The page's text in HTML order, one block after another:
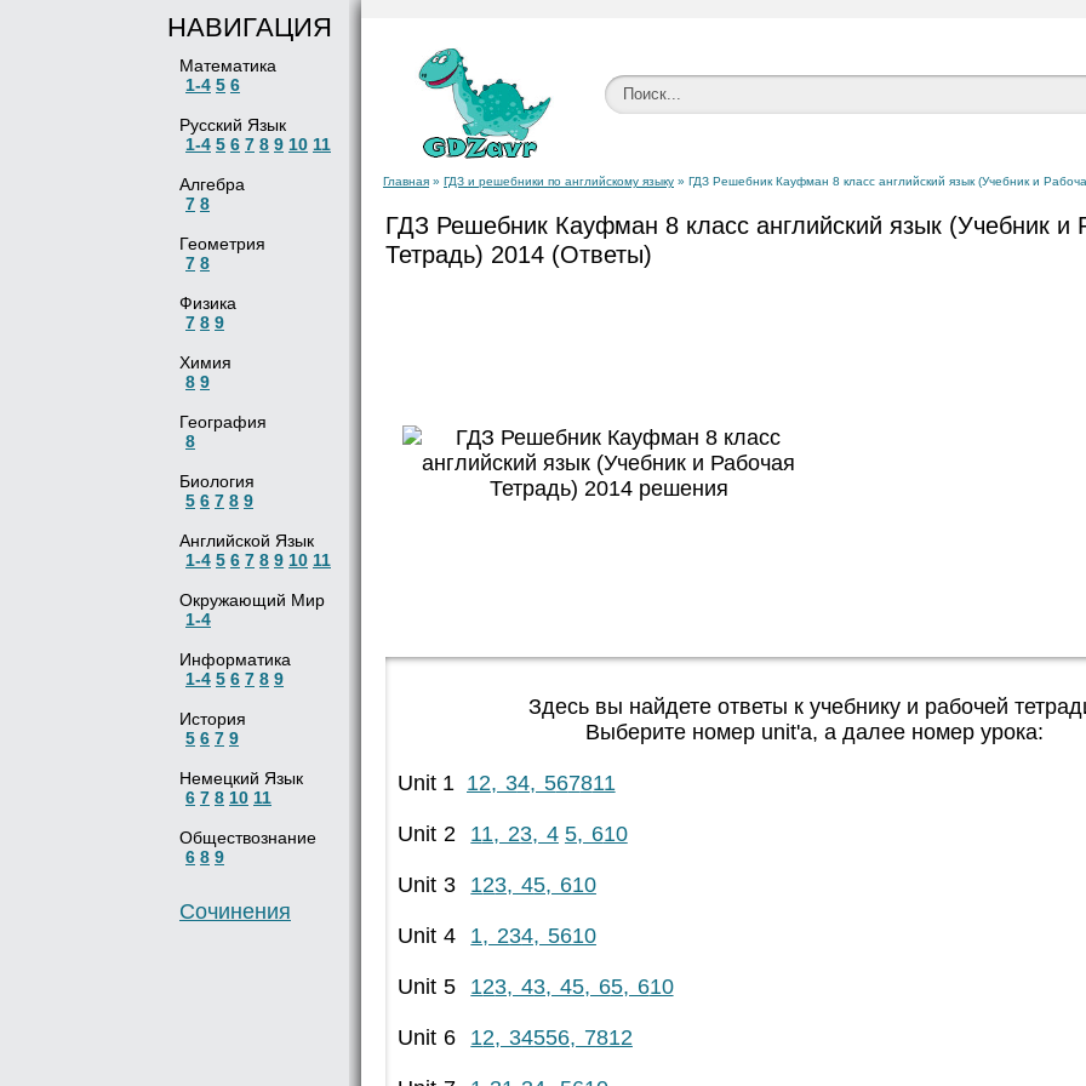
НАВИГАЦИЯ
Математика
1-4 5 6
Русский Язык
1-4 5 6 7 8 9 10 11
Алгебра
7 8
Геометрия
7 8
Физика
7 8 9
Химия
8 9
География
8
Биология
5 6 7 8 9
Английской Язык
1-4 5 6 7 8 9 10 11
Окружающий Мир
1-4
Информатика
1-4 5 6 7 8 9
История
5 6 7 9
Немецкий Язык
6 7 8 10 11
Обществознание
6 8 9
Сочинения
Главная » ГДЗ и решебники по английскому языку » ГДЗ Решебник Кауфман 8 класс английский язык (Учебник и
ГДЗ Решебник Кауфман 8 класс английский язык (Учебник и
Тетрадь) 2014 (Ответы)
Здесь вы найдете ответы к учебнику и рабочей
Выберите номер unit'a, а далее номер урока:
Unit 1 12, 34, 567811
Unit 2 11, 23, 4 5, 610
Unit 3 123, 45, 610
Unit 4 1, 234, 5610
Unit 5 123, 43, 45, 65, 610
Unit 6 12, 34556, 7812